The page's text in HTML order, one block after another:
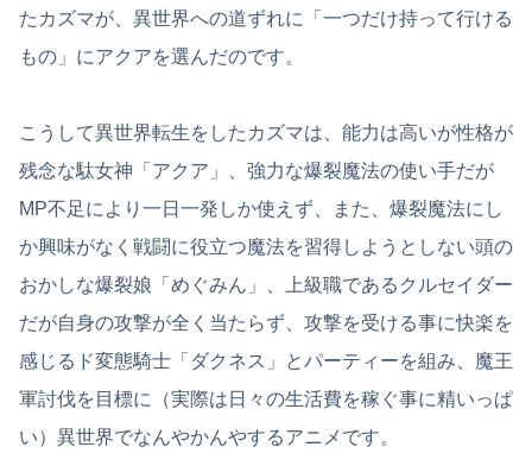
たカズマが、異世界への道ずれに「一つだけ持って行ける
もの」にアクアを選んだのです。
こうして異世界転生をしたカズマは、能力は高いが性格が
残念な駄女神「アクア」、強力な爆裂魔法の使い手だが
MP不足により一日一発しか使えず、また、爆裂魔法にし
か興味がなく戦闘に役立つ魔法を習得しようとしない頭の
おかしな爆裂娘「めぐみん」、上級職であるクルセイダー
だが自身の攻撃が全く当たらず、攻撃を受ける事に快楽を
感じるド変態騎士「ダクネス」とパーティーを組み、魔王
軍討伐を目標に（実際は日々の生活費を稼ぐ事に精いっぱ
い）異世界でなんやかんやするアニメです。